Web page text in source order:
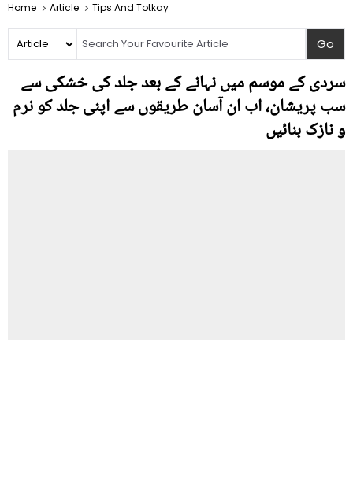
Home Article Tips And Totkay
سردی کے موسم میں نہانے کے بعد جلد کی خشکی سے
سب پریشان، اب ان آسان طریقوں سے اپنی جلد کو نرم
و نازک بنائيں